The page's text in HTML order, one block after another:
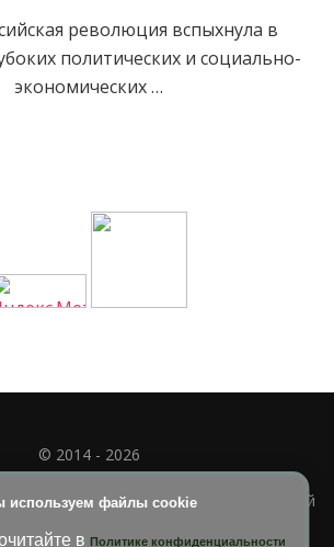
революция вспыхнула в
политических и социально-
экономических …
используем файлы cookie
в Политике конфиденциальности
© 2014 - 2026
использование материала
при наличии активной и индексируемой